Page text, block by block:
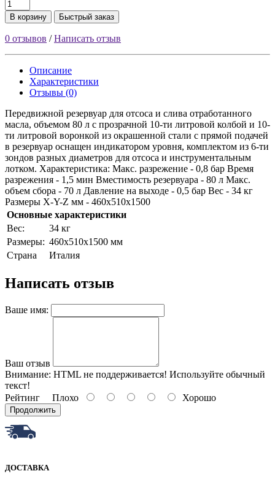
В корзину Быстрый заказ
0 отзывов /Написать отзыв
Описание
Характеристики
Отзывы (0)
Передвижной резервуар для отсоса и слива отработанного
масла, объемом 80 л с прозрачной 10-ти литровой колбой и 10-
ти литровой воронкой из окрашенной стали с прямой подачей
в резервуар оснащен индикатором уровня, комплектом из 6-ти
зондов разных диаметров для отсоса и инструментальным
лотком. Характеристика: Макс. разрежение - 0,8 бар Время
разрежения - 1,5 мин Вместимость резервуара - 80 л Макс.
объем сбора - 70 л Давление на выходе - 0,5 бар Вес - 34 кг
Размеры X-Y-Z мм - 460x510x1500
Основные характеристики
Bec:
34 кг
Paзмepы: 460x510x1500 мм
Страна
Италия
Написать отзыв
Ваше имя:
Ваш отзыв
Внимание: HTML не поддерживается! Используйте обычный
текст!
Рейтинг Плохо Хорошо
Продолжить
ДОСТАВКА